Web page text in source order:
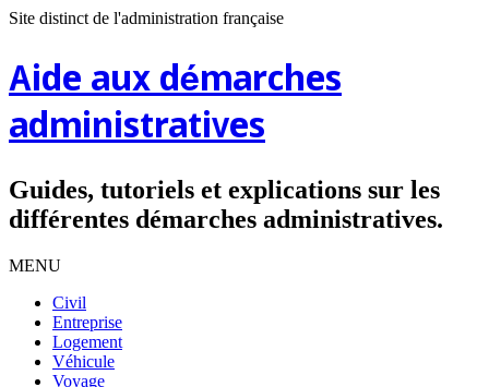
Site distinct de l'administration française
Aide aux démarches
administratives
Guides, tutoriels et explications sur les
différentes démarches administratives.
MENU
Civil
Entreprise
Logement
Véhicule
Voyage